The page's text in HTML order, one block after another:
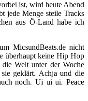
ist, wird heute Abend
jede Menge steile Tracks
aus Ö-Land habe ich
MicsundBeats.de nicht
überhaupt keine Hip Hop
Welt unter der Woche
geklärt. Achja und die
noch. Ui ui ui. Peace